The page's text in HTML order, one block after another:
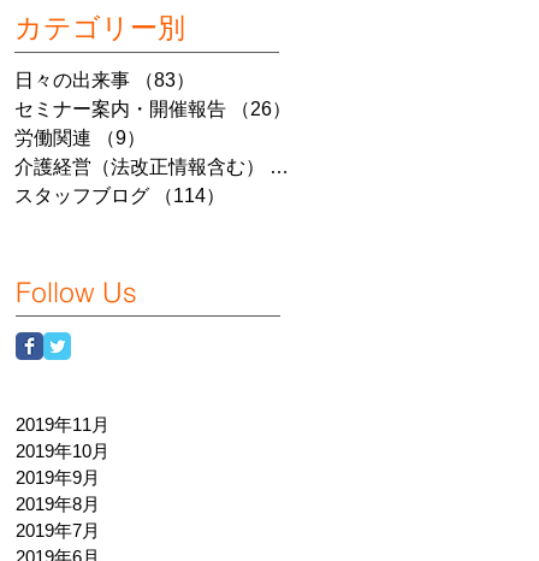
カテゴリー別
日々の出来事 （83）
セミナー案内・開催報告
（26）
労働関連
（9）
介護経営（法改正情報含む）
（7）
スタッフブログ
（114）
Follow Us
2019年11月
2019年10月
2019年9月
2019年8月
2019年7月
2019年6月